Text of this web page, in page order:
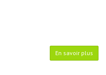
En savoir plus